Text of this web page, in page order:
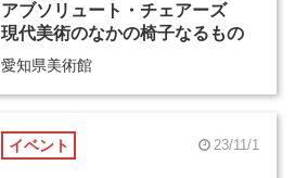
アブソリュート・チェアーズ
現代美術のなかの椅子なるもの
愛知県美術館
イベント 23/11/1